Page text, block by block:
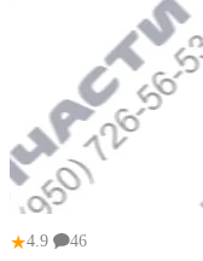
★4.9 46